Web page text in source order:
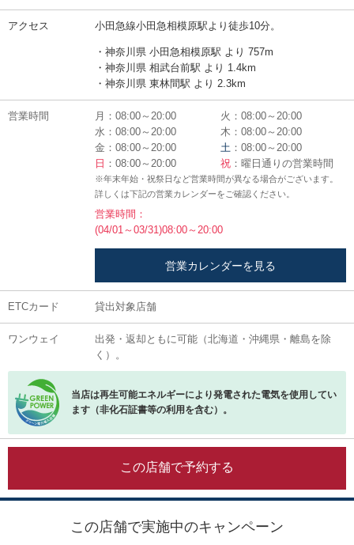
アクセス 小田急線小田急相模原駅より徒歩10分。
・神奈川県 小田急相模原駅 より 757m
・神奈川県 相武台前駅 より 1.4km
・神奈川県 東林間駅 より 2.3km
営業時間 月：08:00～20:00
火：08:00～20:00
水：08:00～20:00
木：08:00～20:00
金：08:00～20:00
土 ：08:00～20:00
日 ：08:00～20:00 祝 ：曜日通りの営業時間
※年末年始・祝祭日など営業時間が異なる場合がございます。
詳しくは下記の営業カレンダーをご確認ください。
営業時間：
(04/01～03/31)08:00～20:00
営業カレンダーを見る
ETCカード 貸出対象店舗
ワンウェイ
出発・返却ともに可能（北海道・沖縄県・離島を除
く）。
当店は再生可能エネルギーにより発電された電気を使用してい
ます（非化石証書等の利用を含む）。
この店舗で予約する
この店舗で実施中のキャンペーン